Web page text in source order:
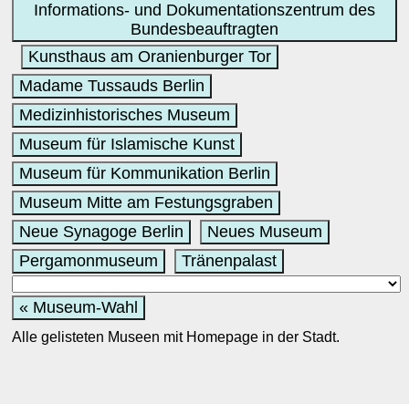
Informations- und Dokumentationszentrum des
Bundesbeauftragten
Kunsthaus am Oranienburger Tor
Madame Tussauds Berlin
Medizinhistorisches Museum
Museum für Islamische Kunst
Museum für Kommunikation Berlin
Museum Mitte am Festungsgraben
Neue Synagoge Berlin
Neues Museum
Pergamonmuseum
Tränenpalast
« Museum-Wahl
Alle gelisteten Museen mit Homepage in der Stadt.